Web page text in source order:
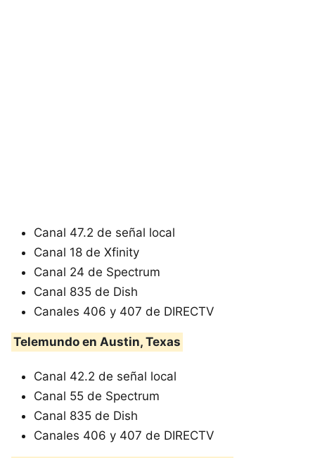
Canal 47.2 de señal local
Canal 18 de Xfinity
Canal 24 de Spectrum
Canal 835 de Dish
Canales 406 y 407 de DIRECTV
Telemundo en Austin, Texas
Canal 42.2 de señal local
Canal 55 de Spectrum
Canal 835 de Dish
Canales 406 y 407 de DIRECTV